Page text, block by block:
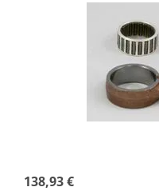
138,93 €